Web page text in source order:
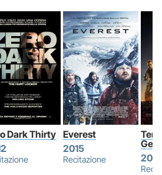
Dark Thirty Everest
2015
Recitazione
2015